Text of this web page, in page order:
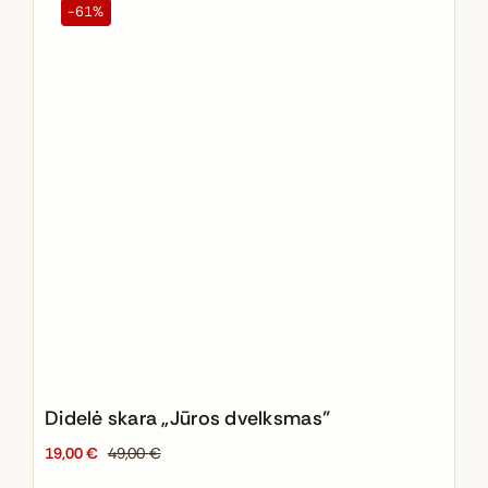
-61%
Didelė skara „Jūros dvelksmas”
49,00€
Original
19,00€
Current